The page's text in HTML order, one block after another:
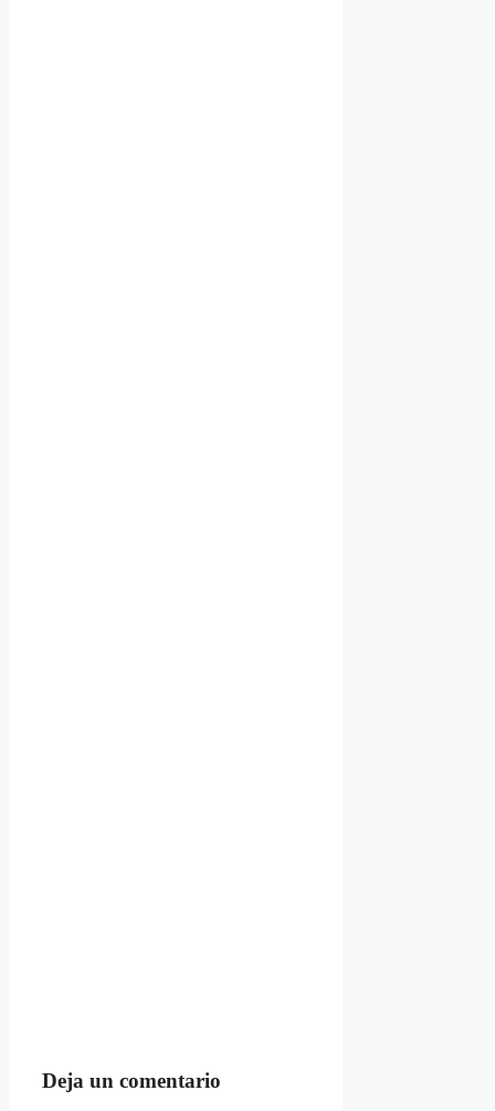
Deja un comentario